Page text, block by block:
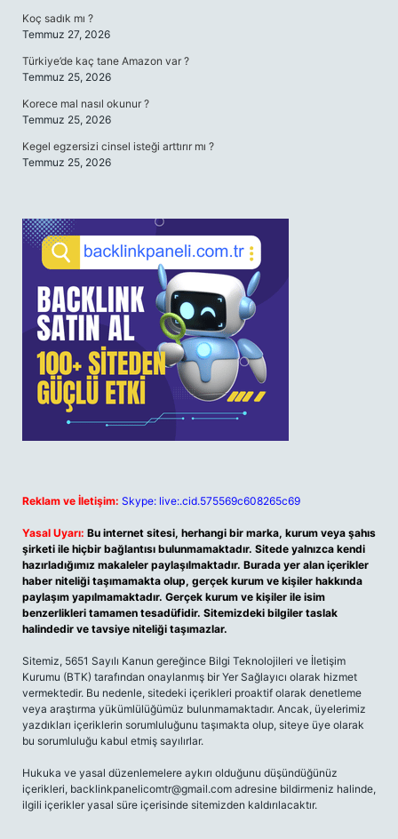
Koç sadık mı ?
Temmuz 27, 2026
Türkiye’de kaç tane Amazon var ?
Temmuz 25, 2026
Korece mal nasıl okunur ?
Temmuz 25, 2026
Kegel egzersizi cinsel isteği arttırır mı ?
Temmuz 25, 2026
Reklam ve İletişim: Skype: live:.cid.575569c608265c69
Yasal Uyarı: Bu internet sitesi, herhangi bir marka, kurum veya şahıs
şirketi ile hiçbir bağlantısı bulunmamaktadır. Sitede yalnızca kendi
hazırladığımız makaleler paylaşılmaktadır. Burada yer alan içerikler
haber niteliği taşımamakta olup, gerçek kurum ve kişiler hakkında
paylaşım yapılmamaktadır. Gerçek kurum ve kişiler ile isim
benzerlikleri tamamen tesadüfidir. Sitemizdeki bilgiler taslak
halindedir ve tavsiye niteliği taşımazlar.
Sitemiz, 5651 Sayılı Kanun gereğince Bilgi Teknolojileri ve İletişim
Kurumu (BTK) tarafından onaylanmış bir Yer Sağlayıcı olarak hizmet
vermektedir. Bu nedenle, sitedeki içerikleri proaktif olarak denetleme
veya araştırma yükümlülüğümüz bulunmamaktadır. Ancak, üyelerimiz
yazdıkları içeriklerin sorumluluğunu taşımakta olup, siteye üye olarak
bu sorumluluğu kabul etmiş sayılırlar.
Hukuka ve yasal düzenlemelere aykırı olduğunu düşündüğünüz
içerikleri, backlinkpanelicomtr@gmail.com adresine bildirmeniz halinde,
ilgili içerikler yasal süre içerisinde sitemizden kaldırılacaktır.